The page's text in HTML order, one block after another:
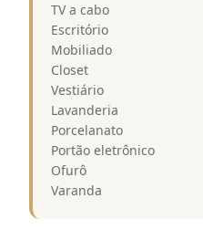
TV a cabo
Escritório
Mobiliado
Closet
Vestiário
Lavanderia
Porcelanato
Portão eletrônico
Ofurô
Varanda